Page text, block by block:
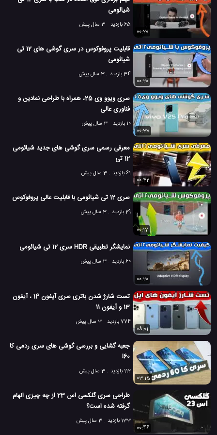
شیائومی
65 بازدید
3 سال پیش
00:20
قابلیت پروفوکوس در سری گوشی های 12 تی
شیائومی
34 بازدید
3 سال پیش
00:20
سری ویوو وی 25، همراه با طراحی نمادین و
فناوری عالی
10 بازدید
3 سال پیش
00:30
معرفی رسمی سری گوشی های جدید شیائومی
12 تی
61 بازدید
3 سال پیش
00:42
سری 12 تی شیائومی با قابلیت عالی پروفوکوس
29 بازدید 3 سال پیش
00:17
نمایشگر تطبیقی HDR سری 12 تی شیائومی
60 بازدید 3 سال پیش
00:20
تست شارژ شدن باتری سری آیفون 14 ، آیفون
13 و آیفون 11
774 بازدید
3 سال پیش
08:01
جعبه گشایی و بررسی گوشی های سری ردمی کا
60!
112 بازدید
3 سال پیش
03:15
طراحی سری گلکسی اس 23 از چه چیزی الهام
گرفته شده است؟
133 بازدید
3 سال پیش
00:46